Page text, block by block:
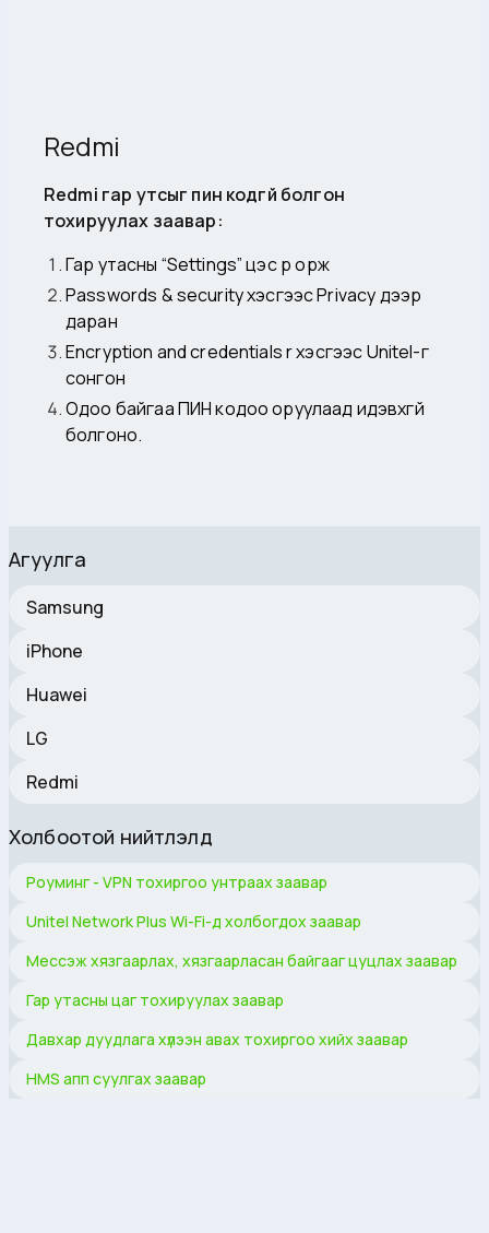
Redmi
Redmi гар утсыг пин кодгүй болгон
тохируулах заавар:
Гар утасны “Settings” цэс рүү орж
Passwords & security хэсгээс Privacy дээр
даран
Encryption and credentials r хэсгээс Unitel-г
сонгон
Одоо байгаа ПИН кодоо оруулаад идэвхгүй
болгоно.
Агуулга
Samsung
iPhone
Huawei
LG
Redmi
Холбоотой нийтлэлүүд
Роуминг - VPN тохиргоо унтраах заавар
Unitel Network Plus Wi-Fi-д холбогдох заавар
Мессэж хязгаарлах, хязгаарласан байгааг цуцлах заавар
Гар утасны цаг тохируулах заавар
Давхар дуудлага хүлээн авах тохиргоо хийх заавар
HMS апп суулгах заавар